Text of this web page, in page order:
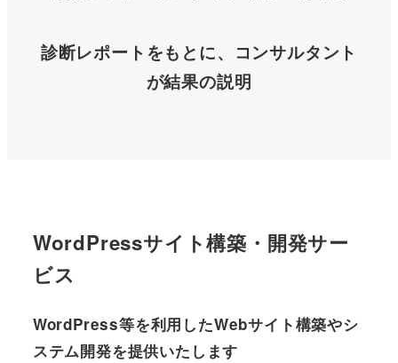
診断レポートをもとに、コンサルタント
が結果の説明
WordPressサイト構築・開発サー
ビス
WordPress等を利用したWebサイト構築やシ
ステム開発を提供いたします